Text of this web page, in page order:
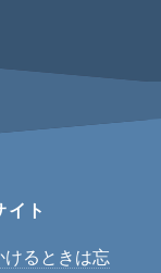
イト
けるときは忘